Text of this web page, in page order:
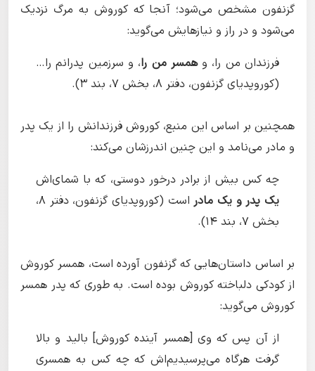
گزنفون مشخص می‌شود؛ آنجا که کوروش به مرگ نزدیک
می‌شود و در راز و نیاز‌هایش می‌گوید:
فرزندان من را، وهمسر من را، و سرزمین پدرانم را…
(کوروپدیای گزنفون، دفتر ۸، بخش ۷، بند ۳).
همچنین بر اساس این منبع، کوروش فرزندانش را از یک پدر
و مادر می‌نامد و این چنین اندرزشان می‌کند:
چه کس بیش از برادر درخور دوستی، که با شمای‌اش
یک پدر و یک مادر
است (کوروپدیای گزنفون، دفتر ۸،
بخش ۷، بند ۱۴).
بر اساس داستان‌هایی که گزنفون آورده است، همسر کوروش
از کودکی دلباخته کوروش بوده است. به طوری که پدر همسر
کوروش می‌گوید:
از آن پس که وی [همسر آینده کوروش] بالید و بالا
گرفت هرگاه می‌پرسیدیم‌اش که چه کس به همسری